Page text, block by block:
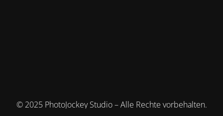
© 2025 PhotoJockey Studio – Alle Rechte vorbehalten.